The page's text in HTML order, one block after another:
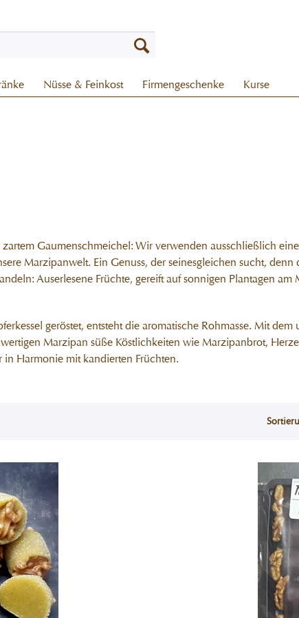
Nüsse & Feinkost Firmengeschenke Kurse
Gaumenschmeichel: Wir verwenden ausschließlich
Marzipanwelt. Ein Genuss, der seinesgleichen sucht, denn
Auserlesene Früchte, gereift auf sonnigen Plantagen am
geröstet, entsteht die aromatische Rohmasse. Mit
Marzipan süße Köstlichkeiten wie Marzipanbrot,
in Harmonie mit kandierten Früchten.